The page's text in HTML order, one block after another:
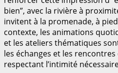
bien”, avec la rivière à
invitent à la promenade, à
contexte, les animations
et les ateliers thématiques
les échanges et les
respectant l’intimité